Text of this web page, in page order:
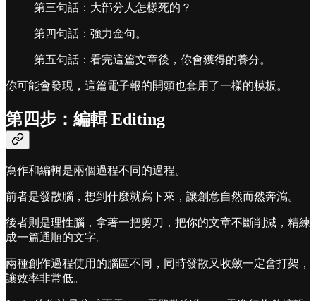
第三句話：大部分人怎樣死的？
第四句話：強力金句。
第五句話：看完這篇文章後，你會獲得的養分。
你可能會發現，這篇電子報的開頭也套用了一樣的模板。
第四步：編輯 Editing
寫作和編輯是兩個過程不同的過程。
前者是發散腦，想到什麼就寫下來，讓創意自然而然奔瀉。
後者則是理性腦，拿著一把剪刀，把你的文章不斷削減，精練
成一篇通順的文字。
兩種創作過程使用的腦區不同，同時發散又收斂一定會打架，
讓效率非常低。